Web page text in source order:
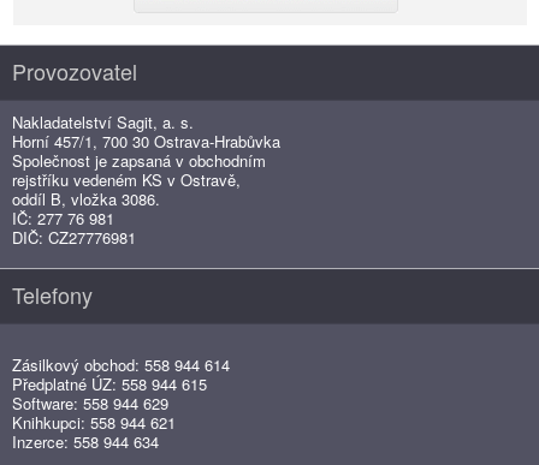
Provozovatel
Nakladatelství Sagit, a. s.
Horní 457/1, 700 30 Ostrava-Hrabůvka
Společnost je zapsaná v obchodním
rejstříku vedeném KS v Ostravě,
oddíl B, vložka 3086.
IČ: 277 76 981
DIČ: CZ27776981
Telefony
Zásilkový obchod: 558 944 614
Předplatné ÚZ: 558 944 615
Software: 558 944 629
Knihkupci: 558 944 621
Inzerce: 558 944 634